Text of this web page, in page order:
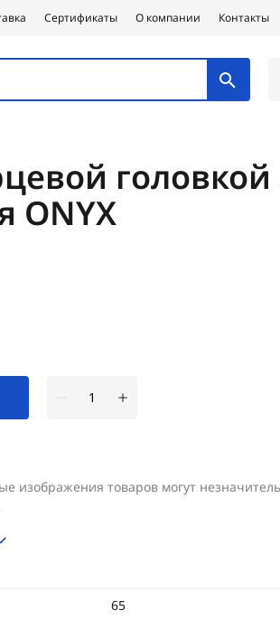
Сертификаты О компании Контакты
ONYX
изображения товаров могут
65